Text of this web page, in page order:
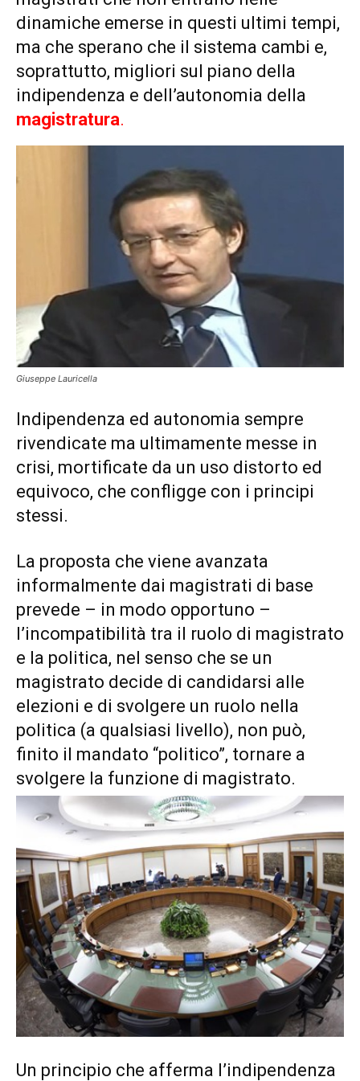
dinamiche emerse in questi ultimi tempi,
ma che sperano che il sistema cambi e,
soprattutto, migliori sul piano della
indipendenza e dell’autonomia della
magistratura.
Giuseppe Lauricella
Indipendenza ed autonomia sempre
rivendicate ma ultimamente messe in
crisi, mortificate da un uso distorto ed
equivoco, che confligge con i principi
stessi.
La proposta che viene avanzata
informalmente dai magistrati di base
prevede – in modo opportuno –
l’incompatibilità tra il ruolo di magistrato
e la politica, nel senso che se un
magistrato decide di candidarsi alle
elezioni e di svolgere un ruolo nella
politica (a qualsiasi livello), non può,
finito il mandato “politico”, tornare a
svolgere la funzione di magistrato.
Un principio che afferma l’indipendenza